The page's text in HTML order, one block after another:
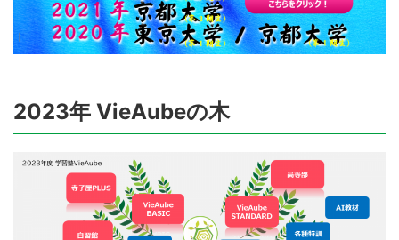
2023年 VieAubeの木